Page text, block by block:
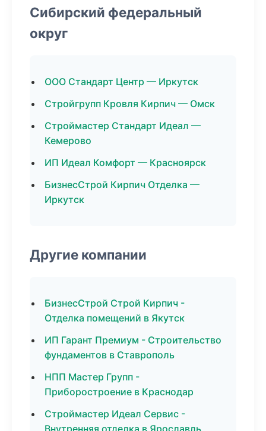
Сибирский федеральный
округ
ООО Стандарт Центр — Иркутск
Стройгрупп Кровля Кирпич — Омск
Строймастер Стандарт Идеал —
Кемерово
ИП Идеал Комфорт — Красноярск
БизнесСтрой Кирпич Отделка —
Иркутск
Другие компании
БизнесСтрой Строй Кирпич -
Отделка помещений в Якутск
ИП Гарант Премиум - Строительство
фундаментов в Ставрополь
НПП Мастер Групп -
Приборостроение в Краснодар
Строймастер Идеал Сервис -
Внутренняя отделка в Ярославль